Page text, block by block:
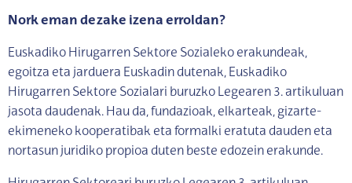
Nork eman dezake izena erroldan?
Euskadiko Hirugarren Sektore Sozialeko erakundeak,
egoitza eta jarduera Euskadin dutenak, Euskadiko
Hirugarren Sektore Sozialari buruzko Legearen 3. artikuluan
jasota daudenak. Hau da, fundazioak, elkarteak, gizarte-
ekimeneko kooperatibak eta formalki eratuta dauden eta
nortasun juridiko propioa duten beste edozein erakunde.